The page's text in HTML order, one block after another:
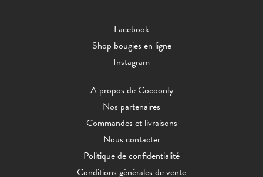
Facebook
Shop bougies en ligne
Instagram
A propos de Cocoonly
Nos partenaires
Commandes et livraisons
Nous contacter
Politique de confidentialité
Conditions générales de vente